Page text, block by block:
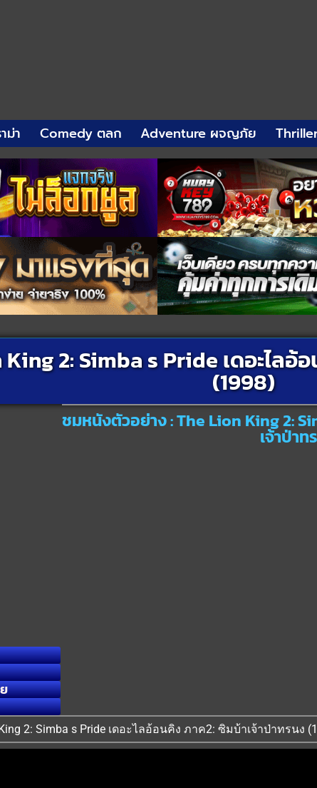
ม่า Comedy ตลก Adventure ผจญภัย
2: Simba s Pride เดอะไลอ้
(1998)
ชมหนังตัวอย่าง : The Lion King 2:
เจ้าป่า
2: Simba s Pride เดอะไลอ้อนคิง ภาค2: ซิมบ้าเจ้าป่าทรนง